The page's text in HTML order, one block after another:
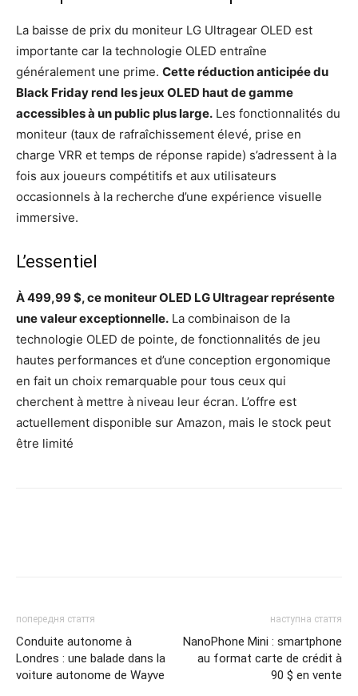
La baisse de prix du moniteur LG Ultragear OLED est
importante car la technologie OLED entraîne
généralement une prime. Cette réduction anticipée du
Black Friday rend les jeux OLED haut de gamme
accessibles à un public plus large. Les fonctionnalités du
moniteur (taux de rafraîchissement élevé, prise en
charge VRR et temps de réponse rapide) s’adressent à la
fois aux joueurs compétitifs et aux utilisateurs
occasionnels à la recherche d’une expérience visuelle
immersive.
L’essentiel
À 499,99 $, ce moniteur OLED LG Ultragear représente
une valeur exceptionnelle. La combinaison de la
technologie OLED de pointe, de fonctionnalités de jeu
hautes performances et d’une conception ergonomique
en fait un choix remarquable pour tous ceux qui
cherchent à mettre à niveau leur écran. L’offre est
actuellement disponible sur Amazon, mais le stock peut
être limité
попередня стаття
Conduite autonome à
Londres : une balade dans la
voiture autonome de Wayve
наступна стаття
NanoPhone Mini : smartphone
au format carte de crédit à
90 $ en vente